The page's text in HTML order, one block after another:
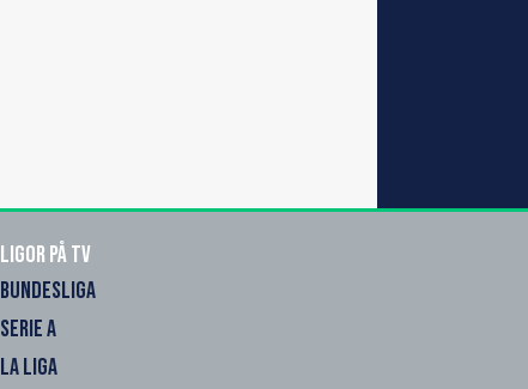
Ligor på TV
BUNDESLIGA
SERIE A
LA LIGA